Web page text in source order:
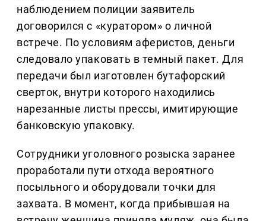
наблюдением полиции заявитель
договорился с «куратором» о личной
встрече. По условиям аферистов, деньги
следовало упаковать в темный пакет. Для
передачи был изготовлен бутафорский
сверток, внутри которого находились
нарезанные листы прессы, имитирующие
банковскую упаковку.
Сотрудники уголовного розыска заранее
проработали пути отхода вероятного
посыльного и оборудовали точки для
захвата. В момент, когда прибывшая на